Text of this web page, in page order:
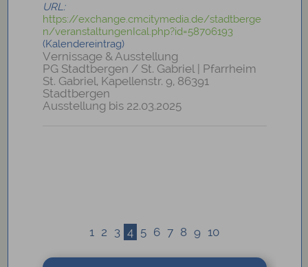
URL:
https://exchange.cmcitymedia.de/stadtberge
n/veranstaltungenIcal.php?id=58706193
(Kalendereintrag)
Vernissage & Ausstellung
PG Stadtbergen / St. Gabriel | Pfarrheim
St. Gabriel, Kapellenstr. 9, 86391
Stadtbergen
Ausstellung bis 22.03.2025
1 2 3 4 5 6 7 8 9 10